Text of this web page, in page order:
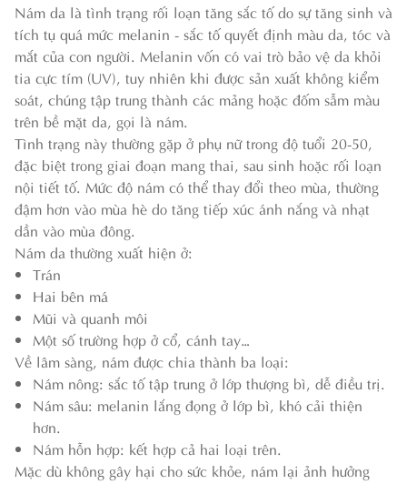
Nám da là tình trạng rối loạn tăng sắc tố do sự tăng sinh và
tích tụ quá mức melanin - sắc tố quyết định màu da, tóc và
mắt của con người. Melanin vốn có vai trò bảo vệ da khỏi
tia cực tím (UV), tuy nhiên khi được sản xuất không kiểm
soát, chúng tập trung thành các mảng hoặc đốm sẫm màu
trên bề mặt da, gọi là nám.
Tình trạng này thường gặp ở phụ nữ trong độ tuổi 20-50,
đặc biệt trong giai đoạn mang thai, sau sinh hoặc rối loạn
nội tiết tố. Mức độ nám có thể thay đổi theo mùa, thường
đậm hơn vào mùa hè do tăng tiếp xúc ánh nắng và nhạt
dần vào mùa đông.
Nám da thường xuất hiện ở:
Trán
Hai bên má
Mũi và quanh môi
Một số trường hợp ở cổ, cánh tay…
Về lâm sàng, nám được chia thành ba loại:
Nám nông: sắc tố tập trung ở lớp thượng bì, dễ điều trị.
Nám sâu: melanin lắng đọng ở lớp bì, khó cải thiện
hơn.
Nám hỗn hợp: kết hợp cả hai loại trên.
Mặc dù không gây hại cho sức khỏe, nám lại ảnh hưởng